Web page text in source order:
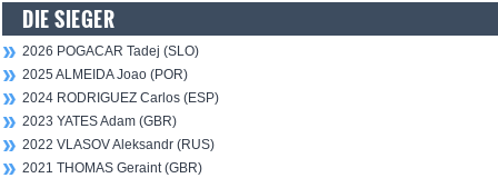
DIE SIEGER
2026 POGACAR Tadej (SLO)
2025 ALMEIDA Joao (POR)
2024 RODRIGUEZ Carlos (ESP)
2023 YATES Adam (GBR)
2022 VLASOV Aleksandr (RUS)
2021 THOMAS Geraint (GBR)